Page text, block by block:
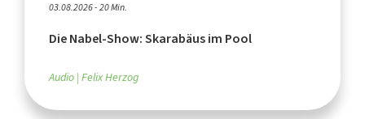
03.08.2026 - 20 Min.
Die Nabel-Show: Skarabäus im Pool
Audio Felix Herzog